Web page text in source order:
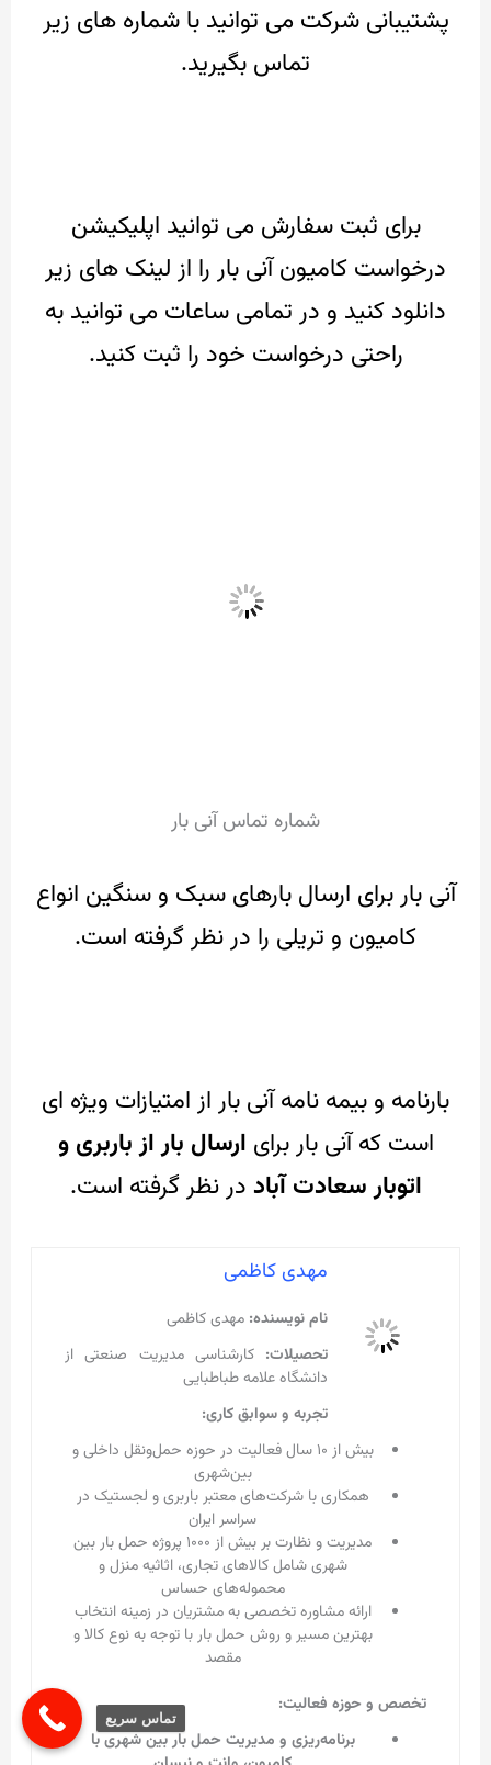
پشتیبانی شرکت می توانید با شماره های زیر
تماس بگیرید.
برای ثبت سفارش می توانید اپلیکیشن
درخواست کامیون آنی بار را از لینک های زیر
دانلود کنید و در تمامی ساعات می توانید به
راحتی درخواست خود را ثبت کنید.
شماره تماس آنی بار
آنی بار برای ارسال بارهای سبک و سنگین انواع
کامیون و تریلی را در نظر گرفته است.
بارنامه و بیمه نامه آنی بار از امتیازات ویژه ای
است که آنی باربرای ارسال بار از باربری و
اتوبار سعادت آباد در نظر گرفته است.
مهدی کاظمی
نام نویسنده: مهدی کاظمی
تحصیلات: کارشناسی مدیریت صنعتی از
دانشگاه علامه طباطبایی
تجربه و سوابق کاری:
بیش از ۱۰ سال فعالیت در حوزه حمل‌ونقل داخلی و
بین‌شهری
همکاری با شرکت‌های معتبر باربری و لجستیک در
سراسر ایران
مدیریت و نظارت بر بیش از ۱۰۰۰ پروژه حمل بار بین
شهری شامل کالاهای تجاری، اثاثیه منزل و
محموله‌های حساس
ارائه مشاوره تخصصی به مشتریان در زمینه انتخاب
بهترین مسیر و روش حمل بار با توجه به نوع کالا و
مقصد
تخصص و حوزه فعالیت:
برنامه‌ریزی و مدیریت حمل بار بین شهری با
تماس سریع